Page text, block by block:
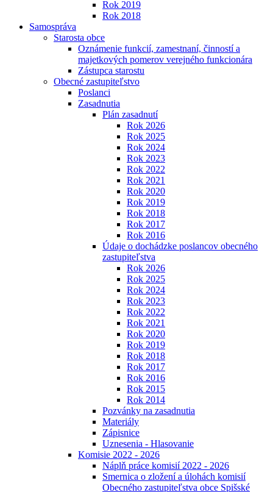
Rok 2019
Rok 2018
Samospráva
Starosta obce
Oznámenie funkcií, zamestnaní, činností a
majetkových pomerov verejného funkcionára
Zástupca starostu
Obecné zastupiteľstvo
Poslanci
Zasadnutia
Plán zasadnutí
Rok 2026
Rok 2025
Rok 2024
Rok 2023
Rok 2022
Rok 2021
Rok 2020
Rok 2019
Rok 2018
Rok 2017
Rok 2016
Údaje o dochádzke poslancov obecného
zastupiteľstva
Rok 2026
Rok 2025
Rok 2024
Rok 2023
Rok 2022
Rok 2021
Rok 2020
Rok 2019
Rok 2018
Rok 2017
Rok 2016
Rok 2015
Rok 2014
Pozvánky na zasadnutia
Materiály
Zápisnice
Uznesenia - Hlasovanie
Komisie 2022 - 2026
Náplň práce komisií 2022 - 2026
Smernica o zložení a úlohách komisií
Obecného zastupiteľstva obce Spišské